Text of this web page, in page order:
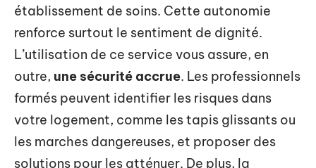
établissement de soins. Cette autonomie
renforce surtout le sentiment de dignité.
L’utilisation de ce service vous assure, en
outre, une sécurité accrue. Les professionnels
formés peuvent identifier les risques dans
votre logement, comme les tapis glissants ou
les marches dangereuses, et proposer des
solutions pour les atténuer. De plus, la